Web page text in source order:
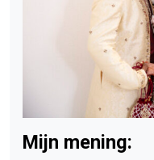
Mijn mening: